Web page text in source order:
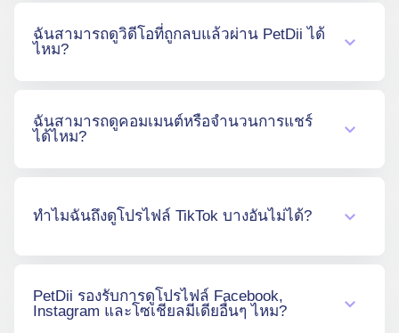
ปลอดภัยและถูกกฎหมายค่ะ เพราะเข้าถึงเฉพาะ
เนื้อหาสาธารณะที่ผู้ใช้ TikTok เลือกที่จะแชร์
เท่านั้น การดูเนื้อหาสาธารณะไม่ได้ละเมิดกฎ
CDNและ SSL เพื่อเพิ่มความปลอดภัยของ
เว็บไซต์และเพิ่มความเร็วในการประมวลผลอย่าง
มีประสิทธิภาพมากขึ้น
ฉันสามารถดูวิดีโอที่ถูกลบแล้วผ่าน PetDii ได้
ไหม?
แล้ว
ฉันสามารถดูคอมเมนต์หรือจำนวนการแชร์
ได้ไหม?
เมนต์หรือจำนวนการแชร์ของวิดีโอ
ทำไมฉันถึงดูโปรไฟล์ TikTok บางอันไม่ได้?
โปรไฟล์ TikTok บางอันผ่าน PetDii ได้ค่ะ บัญชี
นั้นอาจถูกตั้งค่าเป็นส่วนตัว ซึ่งหมายความว่ามี
PetDii รองรับการดูโปรไฟล์ Facebook,
Instagram และโซเชียลมีเดียอื่นๆ ไหม?